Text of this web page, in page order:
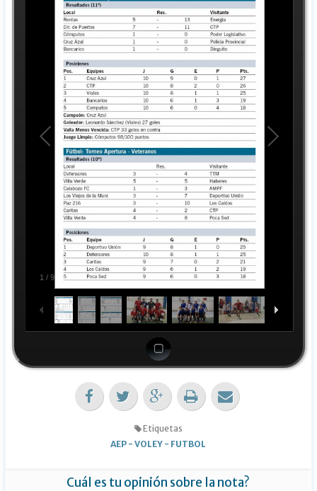
1 /9
Etiquetas
AEP -VOLEY - FUTBOL
Cuál es tu opinión sobre la nota?